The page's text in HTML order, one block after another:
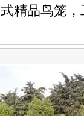
精品鸟笼